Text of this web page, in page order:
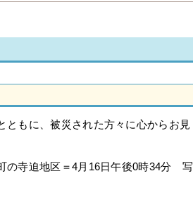
もに、被災された方々に心からお見
の寺迫地区＝4月16日午後0時34分 写